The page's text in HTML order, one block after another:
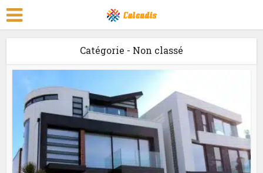
Catégorie - Non classé